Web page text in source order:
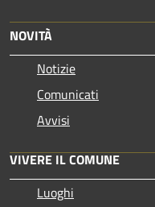
NOVITÀ
Notizie
Comunicati
Avvisi
VIVERE IL COMUNE
Luoghi